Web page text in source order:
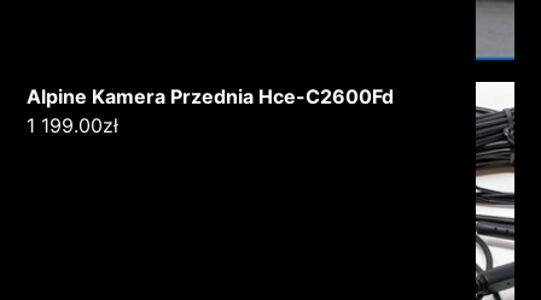
Alpine Kamera Przednia Hce-C2600Fd
1 199.00zł